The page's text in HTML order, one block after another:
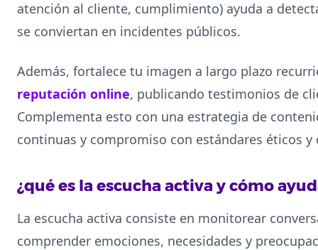
atención al cliente, cumplimiento) ayuda a
se conviertan en incidentes públicos.
Además, fortalece tu imagen a largo plazo
reputación online, publicando testimonios de
Complementa esto con una estrategia de
continuas y compromiso con estándares éticos y
¿qué es la escucha activa y cómo
La escucha activa consiste en monitorear
comprender emociones, necesidades y